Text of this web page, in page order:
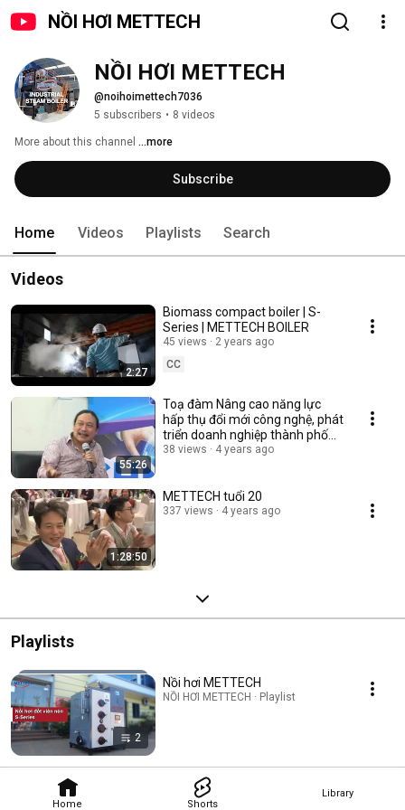
NỒI HƠI METTECH
Home Shorts
Library
NỒI HƠI METTECH
@noihoimettech7036
5 subscribers • 8 videos
More about this channel ...more
Subscribe
Home Videos Playlists Search
Videos
2:27
Biomass compact boiler | S-
Series | METTECH BOILER
45 views
2 years ago
CC
55:26
Toạ đàm Nâng cao năng lực
hấp thụ đổi mới công nghệ, phát
triển doanh nghiệp thành phố
Hải Phòng
38 views 4 years ago
1:28:50
METTECH tuổi 20
337 views 4 years ago
Playlists
2
Nồi hơi METTECH
NỒI HƠI METTECH · Playlist